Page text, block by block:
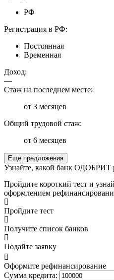
РФ
Регистрация в РФ:
Постоянная
Временная
Доход:
—
Стаж на последнем месте:
от 3 месяцев
Общий трудовой стаж:
от 6 месяцев
Еще предложения
Узнайте, какой банк ОДОБРИТ
Пройдите короткий тест и
оформлением
Пройдите тест
Получите список банков
Подайте заявку
Оформите рефинансирование
Сумма кредита: